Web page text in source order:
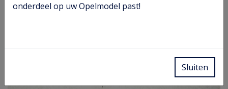
onderdeel op uw Opelmodel past!
Sluiten